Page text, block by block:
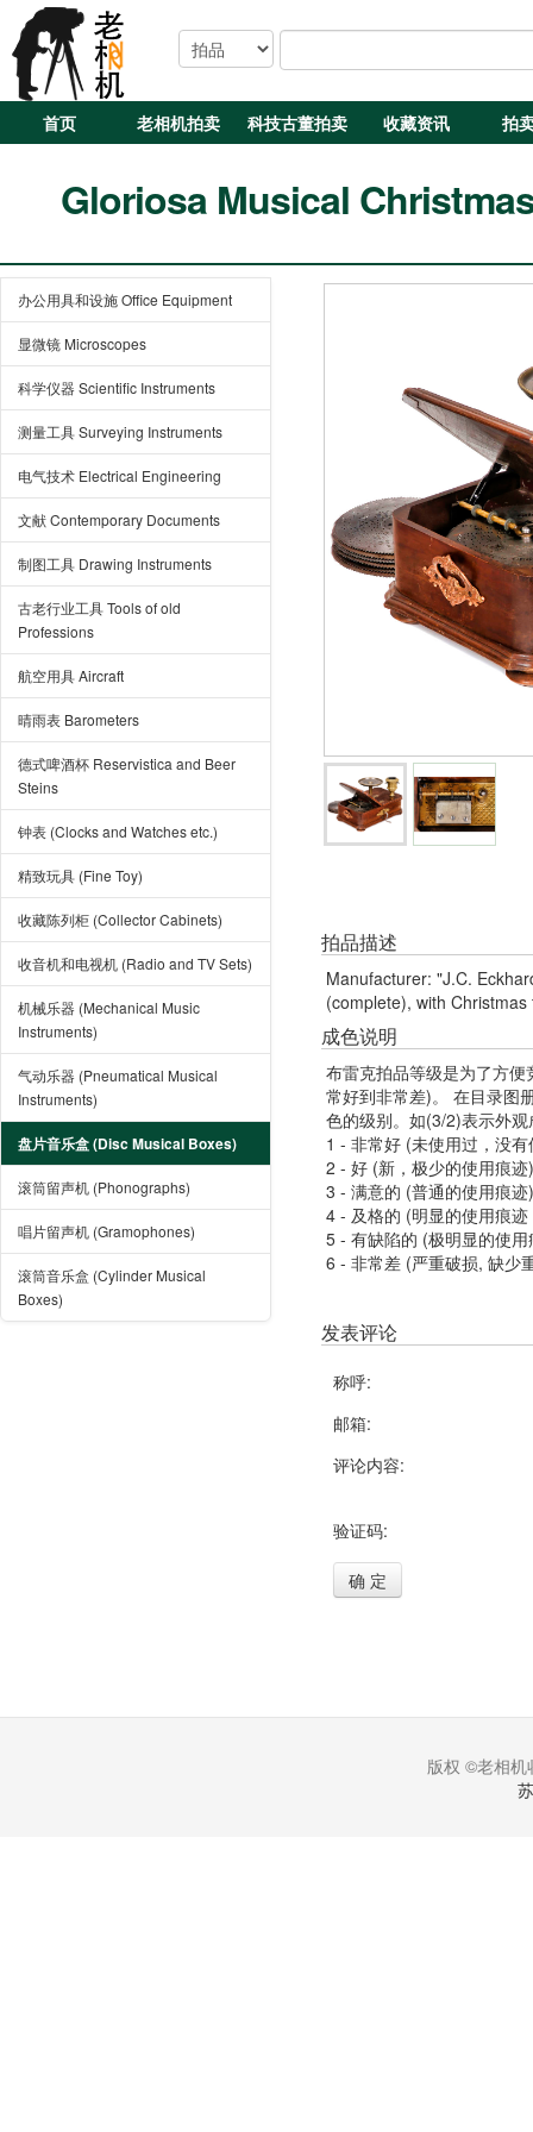
首页 老相机拍卖 科技古董拍卖 收藏资讯 拍
Gloriosa Musical
办公用具和设施 Office Equipment
显微镜 Microscopes
科学仪器 Scientific Instruments
测量工具 Surveying Instruments
电气技术 Electrical Engineering
文献 Contemporary Documents
制图工具 Drawing Instruments
古老行业工具 Tools of old
Professions
航空用具 Aircraft
晴雨表 Barometers
德式啤酒杯 Reservistica and Beer
Steins
钟表 (Clocks and Watches etc.)
精致玩具 (Fine Toy)
收藏陈列柜 (Collector Cabinets)
收音机和电视机 (Radio and TV Sets)
机械乐器 (Mechanical Music
Instruments)
气动乐器 (Pneumatical Musical
Instruments)
盘片音乐盒 (Disc Musical Boxes)
滚筒留声机 (Phonographs)
唱片留声机 (Gramophones)
滚筒音乐盒 (Cylinder Musical
Boxes)
拍品描述
Manufacturer: "J.C.
(complete), with
成色说明
布雷克拍品等级是为了方
常好到非常差)。 在目录图
色的级别。如(3/2)表示外
1 - 非常好 (未使用过，没
2 - 好 (新，极少的使用痕迹)
3 - 满意的 (普通的使用痕迹)
4 - 及格的 (明显的使用痕
5 - 有缺陷的 (极明显的使
6 - 非常差 (严重破损, 缺少
发表评论
称呼:
邮箱:
评论内容:
验证码:
确 定
版权 ©老相